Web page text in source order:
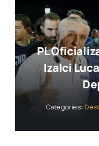
PL
Izalci
Categories: